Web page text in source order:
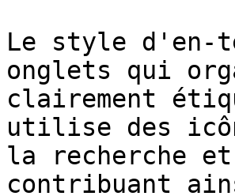
Le style d'en-
onglets qui
clairement
utilise des
la recherche
contribuant